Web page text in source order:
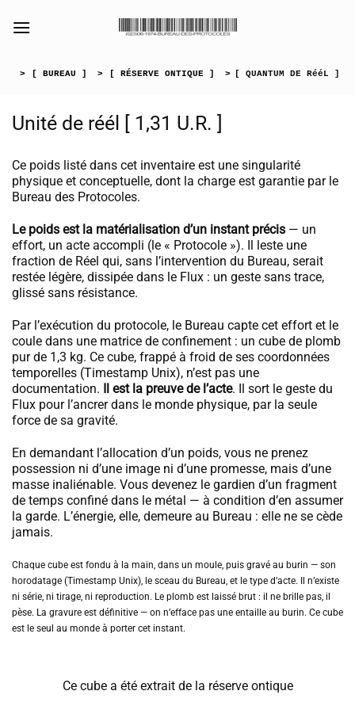
> [ BUREAU ] > [ RÉSERVE ONTIQUE ] > [ QUANTUM DE RééL ]
[collection_vibrance_galerie]
Unité de réél [ 1,31 U.R. ]
Ce poids listé dans cet inventaire est une singularité
physique et conceptuelle, dont la charge est garantie par le
Bureau des Protocoles.
Le poids est la matérialisation d’un instant précis — un
effort, un acte accompli (le « Protocole »). Il leste une
fraction de Réel qui, sans l’intervention du Bureau, serait
restée légère, dissipée dans le Flux : un geste sans trace,
glissé sans résistance.
Par l’exécution du protocole, le Bureau capte cet effort et le
coule dans une matrice de confinement : un cube de plomb
pur de 1,3 kg. Ce cube, frappé à froid de ses coordonnées
temporelles (Timestamp Unix), n’est pas une
documentation. Il est la preuve de l’acte. Il sort le geste du
Flux pour l’ancrer dans le monde physique, par la seule
force de sa gravité.
En demandant l’allocation d’un poids, vous ne prenez
possession ni d’une image ni d’une promesse, mais d’une
masse inaliénable. Vous devenez le gardien d’un fragment
de temps confiné dans le métal — à condition d’en assumer
la garde. L’énergie, elle, demeure au Bureau : elle ne se cède
jamais.
Chaque cube est fondu à la main, dans un moule, puis gravé au burin — son
horodatage (Timestamp Unix), le sceau du Bureau, et le type d’acte. Il n’existe
ni série, ni tirage, ni reproduction. Le plomb est laissé brut : il ne brille pas, il
pèse. La gravure est définitive — on n’efface pas une entaille au burin. Ce cube
est le seul au monde à porter cet instant.
Ce cube a été extrait de la réserve ontique